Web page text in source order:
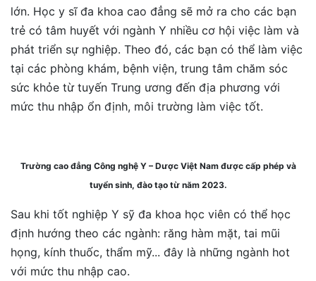
lớn. Học y sĩ đa khoa cao đẳng sẽ mở ra cho các bạn
trẻ có tâm huyết với ngành Y nhiều cơ hội việc làm và
phát triển sự nghiệp. Theo đó, các bạn có thể làm việc
tại các phòng khám, bệnh viện, trung tâm chăm sóc
sức khỏe từ tuyến Trung ương đến địa phương với
mức thu nhập ổn định, môi trường làm việc tốt.
Trường cao đẳng Công nghệ Y – Dược Việt Nam được cấp phép và
tuyển sinh, đào tạo từ năm 2023.
Sau khi tốt nghiệp Y sỹ đa khoa học viên có thể học
định hướng theo các ngành: răng hàm mặt, tai mũi
họng, kính thuốc, thẩm mỹ... đây là những ngành hot
với mức thu nhập cao.